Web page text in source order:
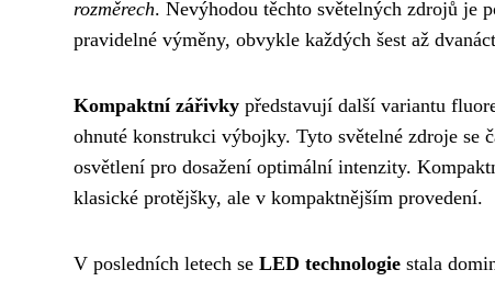
rozměrech. Nevýhodou těchto světelných zdrojů je
pravidelné výměny, obvykle každých šest až
Kompaktní zářivky představují další variantu
ohnuté konstrukci výbojky. Tyto světelné zdroje
osvětlení pro dosažení optimální intenzity.
klasické protějšky, ale v kompaktnějším provedení.
V posledních letech se LED technologie stala